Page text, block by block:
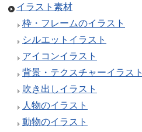
イラスト素材
枠・フレームのイラスト
シルエットイラスト
アイコンイラスト
背景・テクスチャーイラスト
吹き出しイラスト
人物のイラスト
動物のイラスト